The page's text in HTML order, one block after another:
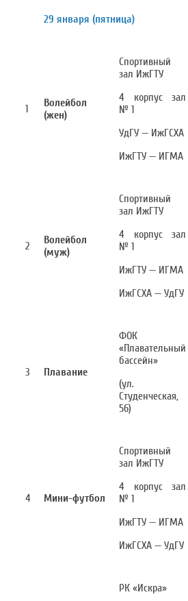
29 января (пятница)
1
Волейбол
(жен)
Спортивный
зал ИжГТУ
4 корпус зал
№ 1
УдГУ — ИжГСХА
ИжГТУ — ИГМА
2
Волейбол
(муж)
Спортивный
зал ИжГТУ
4 корпус зал
№ 1
ИжГТУ — ИГМА
ИжГСХА — УдГУ
3 Плавание
ФОК
«Плавательный
бассейн»
(ул.
Студенческая,
56)
4 Мини-футбол
Спортивный
зал ИжГТУ
4 корпус зал
№ 1
ИжГТУ — ИГМА
ИжГСХА — УдГУ
РК «Искра»